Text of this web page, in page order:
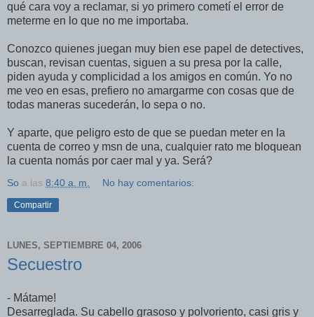
qué cara voy a reclamar, si yo primero cometí el error de
meterme en lo que no me importaba.
Conozco quienes juegan muy bien ese papel de detectives,
buscan, revisan cuentas, siguen a su presa por la calle,
piden ayuda y complicidad a los amigos en común. Yo no
me veo en esas, prefiero no amargarme con cosas que de
todas maneras sucederán, lo sepa o no.
Y aparte, que peligro esto de que se puedan meter en la
cuenta de correo y msn de una, cualquier rato me bloquean
la cuenta nomás por caer mal y ya. Será?
So a las 8:40 a. m. No hay comentarios:
Compartir
LUNES, SEPTIEMBRE 04, 2006
Secuestro
- Mátame!
Desarreglada. Su cabello grasoso y polvoriento, casi gris y